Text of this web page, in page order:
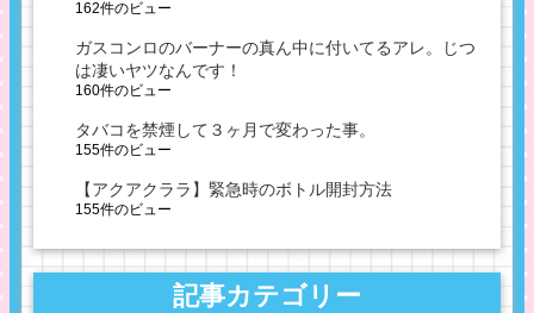
162件のビュー
ガスコンロのバーナーの真ん中に付いてるアレ。じつ
は凄いヤツなんです！
160件のビュー
タバコを禁煙して３ヶ月で変わった事。
155件のビュー
【アクアクララ】緊急時のボトル開封方法
155件のビュー
記事カテゴリー